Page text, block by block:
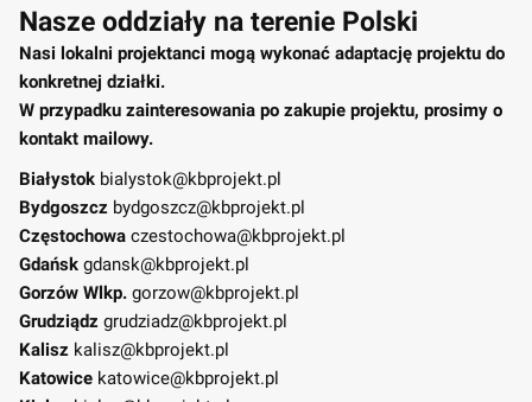
Nasze oddziały na terenie Polski
Nasi lokalni projektanci mogą wykonać adaptację projektu do
konkretnej działki.
W przypadku zainteresowania po zakupie projektu, prosimy o
kontakt mailowy.
Białystok bialystok@kbprojekt.pl
Bydgoszcz bydgoszcz@kbprojekt.pl
Częstochowa czestochowa@kbprojekt.pl
Gdańsk gdansk@kbprojekt.pl
Gorzów Wlkp. gorzow@kbprojekt.pl
Grudziądz grudziadz@kbprojekt.pl
Kalisz kalisz@kbprojekt.pl
Katowice katowice@kbprojekt.pl